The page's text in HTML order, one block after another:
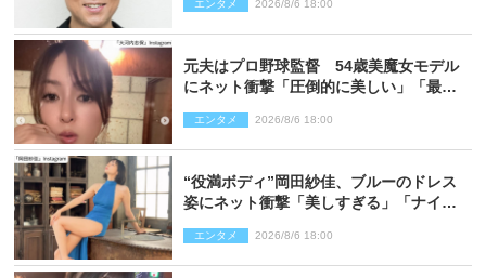
エンタメ 2026/8/6 18:00
元夫はプロ野球監督 54歳美魔女モデル
にネット衝撃「圧倒的に美しい」「最強
エンタメ 2026/8/6 18:00
“役満ボディ”岡田紗佳、ブルーのドレス
姿にネット衝撃「美しすぎる」「ナイ
エンタメ 2026/8/6 18:00